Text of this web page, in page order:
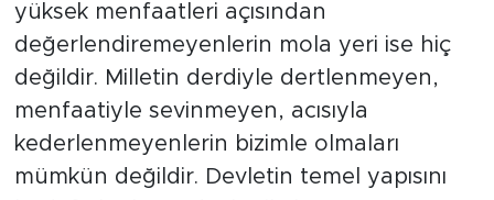
yüksek menfaatleri açısından
değerlendiremeyenlerin mola yeri ise hiç
değildir. Milletin derdiyle dertlenmeyen,
menfaatiyle sevinmeyen, acısıyla
kederlenmeyenlerin bizimle olmaları
mümkün değildir. Devletin temel yapısını